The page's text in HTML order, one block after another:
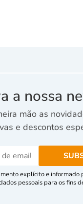
a nossa
mão as
e descontos
explícito e informado
pessoais para os fins